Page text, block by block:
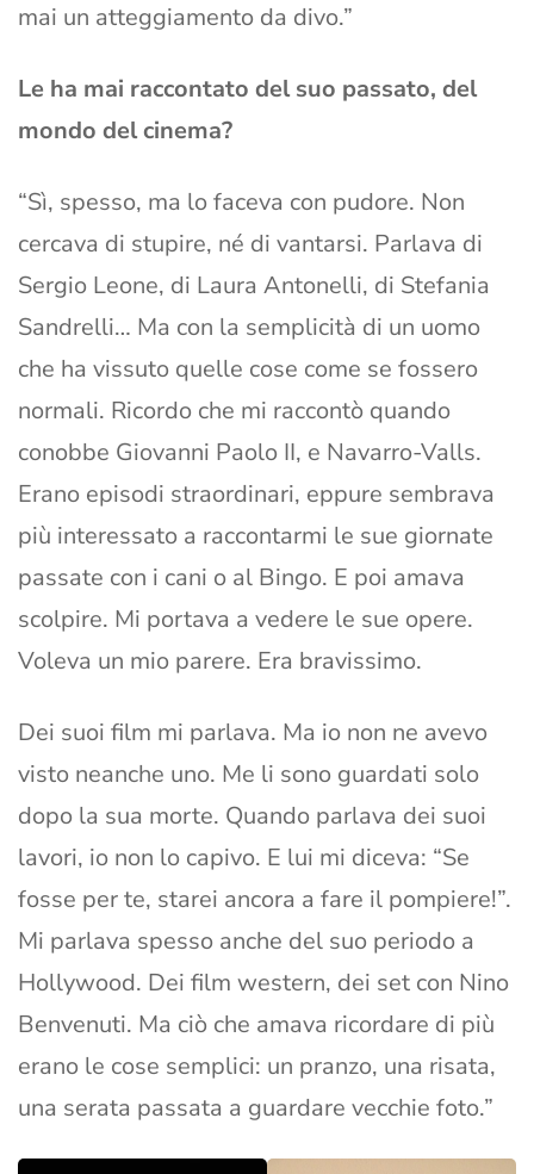
mai un atteggiamento da divo.”
Le ha mai raccontato del suo passato, del
mondo del cinema?
“Sì, spesso, ma lo faceva con pudore. Non
cercava di stupire, né di vantarsi. Parlava di
Sergio Leone, di Laura Antonelli, di Stefania
Sandrelli… Ma con la semplicità di un uomo
che ha vissuto quelle cose come se fossero
normali. Ricordo che mi raccontò quando
conobbe Giovanni Paolo II, e Navarro-Valls.
Erano episodi straordinari, eppure sembrava
più interessato a raccontarmi le sue giornate
passate con i cani o al Bingo. E poi amava
scolpire. Mi portava a vedere le sue opere.
Voleva un mio parere. Era bravissimo.
Dei suoi film mi parlava. Ma io non ne avevo
visto neanche uno. Me li sono guardati solo
dopo la sua morte. Quando parlava dei suoi
lavori, io non lo capivo. E lui mi diceva: “Se
fosse per te, starei ancora a fare il pompiere!”.
Mi parlava spesso anche del suo periodo a
Hollywood. Dei film western, dei set con Nino
Benvenuti. Ma ciò che amava ricordare di più
erano le cose semplici: un pranzo, una risata,
una serata passata a guardare vecchie foto.”